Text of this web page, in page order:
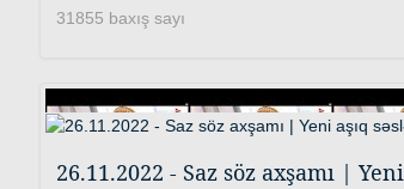
31855 baxış sayı
26.11.2022 - Saz söz axşamı |